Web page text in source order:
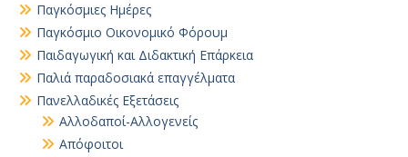
Παγκόσμιες Ημέρες
Παγκόσμιο Οικονομικό Φόρουμ
Παιδαγωγική και Διδακτική Επάρκεια
Παλιά παραδοσιακά επαγγέλματα
Πανελλαδικές Εξετάσεις
Αλλοδαποί-Αλλογενείς
Απόφοιτοι